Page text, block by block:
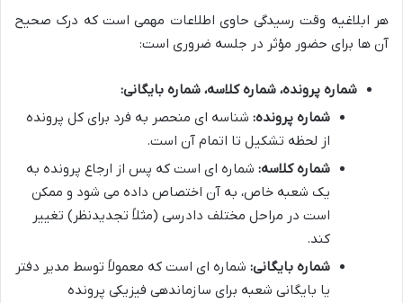
هر ابلاغیه وقت رسیدگی حاوی اطلاعات مهمی است که درک صحیح
آن ها برای حضور مؤثر در جلسه ضروری است:
شماره پرونده، شماره کلاسه، شماره بایگانی:
شماره پرونده: شناسه ای منحصر به فرد برای کل پرونده
از لحظه تشکیل تا اتمام آن است.
شماره کلاسه: شماره ای است که پس از ارجاع پرونده به
یک شعبه خاص، به آن اختصاص داده می شود و ممکن
است در مراحل مختلف دادرسی (مثلاً تجدیدنظر) تغییر
کند.
شماره بایگانی: شماره ای است که معمولاً توسط مدیر دفتر
یا بایگانی شعبه برای سازماندهی فیزیکی پرونده